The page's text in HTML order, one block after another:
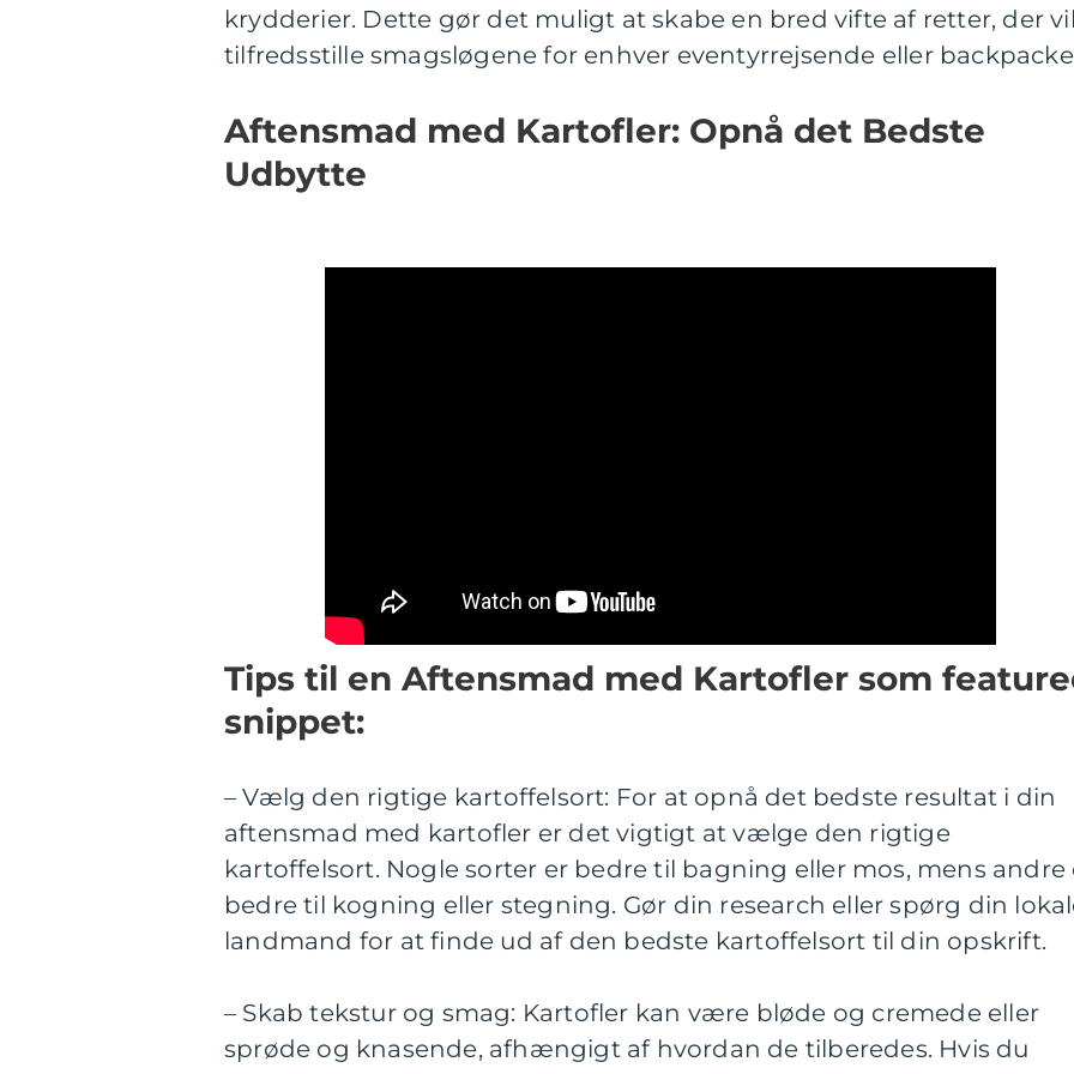
krydderier. Dette gør det muligt at skabe en bred vifte af retter, der
tilfredsstille smagsløgene for enhver eventyrrejsende eller
Aftensmad med Kartofler: Opnå det Bedste
Udbytte
Tips til en Aftensmad med Kartofler som
snippet:
– Vælg den rigtige kartoffelsort: For at opnå det bedste resultat i din
aftensmad med kartofler er det vigtigt at vælge den rigtige
kartoffelsort. Nogle sorter er bedre til bagning eller mos, mens andre
bedre til kogning eller stegning. Gør din research eller spørg din
landmand for at finde ud af den bedste kartoffelsort til din opskrift.
– Skab tekstur og smag: Kartofler kan være bløde og cremede eller
sprøde og knasende, afhængigt af hvordan de tilberedes. Hvis du